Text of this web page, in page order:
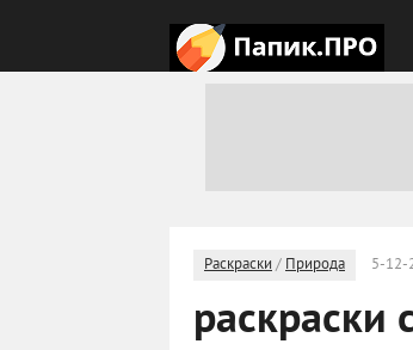
Раскраски / Природа 5-12-
раскраски